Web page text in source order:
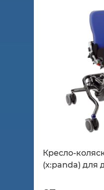
Кресло-
(x:panda) для